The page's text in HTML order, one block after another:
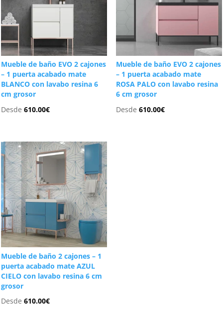
Mueble de baño EVO 2 cajones
– 1 puerta acabado mate
BLANCO con lavabo resina 6
cm grosor
Desde610.00€
Mueble de baño EVO 2 cajones
– 1 puerta acabado mate
ROSA PALO con lavabo resina
6 cm grosor
Desde 610.00€
Mueble de baño 2 cajones – 1
puerta acabado mate AZUL
CIELO con lavabo resina 6 cm
grosor
Desde610.00€